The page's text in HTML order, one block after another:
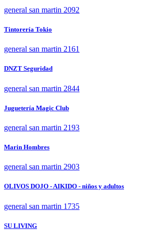
general san martin 2092
Tintorería Tokio
general san martin 2161
DNZT Seguridad
general san martin 2844
Juguetería Magic Club
general san martin 2193
Marin Hombres
general san martin 2903
OLIVOS DOJO - AIKIDO - niños y adultos
general san martin 1735
SU LIVING